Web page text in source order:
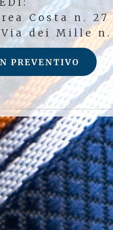
Costa n. 27
Via dei Mille n.
PREVENTIVO